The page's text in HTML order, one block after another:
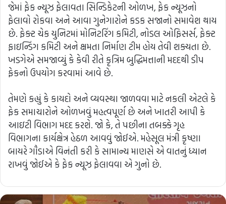
જેમાં ફેક ન્યૂઝ ફેલાવતા સિન્ડિકેટની ઓળખ, ફેક ન્યૂઝનો
ફેલાવો રોકવા અને આવા ગુનેગારોને કડક સજાનો સમાવેશ થાય
છે. ફેક્ટ ચેક યુનિટમાં મોનિટરિંગ કમિટી, નોડલ ઓફિસર્સ, ફેક્ટ
ફાઇન્ડિંગ કમિટી અને ક્ષમતા નિર્માણ ટીમ હોય તેવી શક્યતા છે.
ખડગેએ સમજાવ્યું કે કેવી રીતે કૃત્રિમ બુદ્ધિમત્તાની મદદથી ડીપ
ફેકનો ઉપયોગ કરવામાં આવે છે.
તેમણે કહ્યું કે કાયદો અને વ્યવસ્થા જાળવવા માટે નકલી એટલે કે
ફેક સમાચારોને ઓળખવું મહત્વપૂર્ણ છે અને ખાતરી આપી કે
આઇટી વિભાગ મદદ કરશે. જો કે, તે પછીના તબક્કે ગૃહ
વિભાગના કાર્યક્ષેત્ર હેઠળ આવવું જોઈએ. મહેસૂલ મંત્રી કૃષ્ણા
બાયરે ગૌડાએ વિનંતી કરી કે સામાન્ય માણસે એ વાતનું ધ્યાન
રાખવું જોઈએ કે ફેક ન્યૂઝ ફેલાવવા એ ગુનો છે.